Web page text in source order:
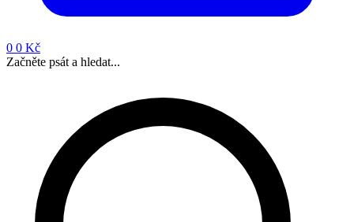
0 0 Kč
Začněte psát a hledat...